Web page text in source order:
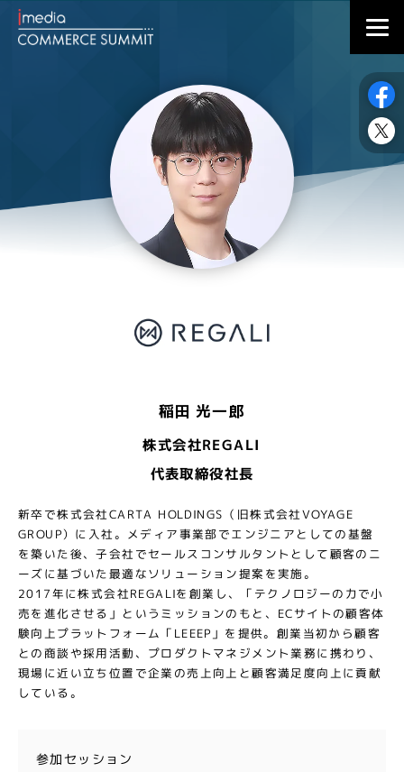
稲田 光一郎
株式会社REGALI
代表取締役社長
新卒で株式会社CARTA HOLDINGS（旧株式会社VOYAGE
GROUP）に入社。メディア事業部でエンジニアとしての基盤
を築いた後、子会社でセールスコンサルタントとして顧客のニ
ーズに基づいた最適なソリューション提案を実施。
2017年に株式会社REGALIを創業し、「テクノロジーの力で小
売を進化させる」というミッションのもと、ECサイトの顧客体
験向上プラットフォーム「LEEEP」を提供。創業当初から顧客
との商談や採用活動、プロダクトマネジメント業務に携わり、
現場に近い立ち位置で企業の売上向上と顧客満足度向上に貢献
している。
参加セッション